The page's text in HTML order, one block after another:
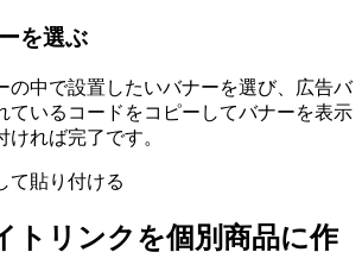
を選ぶ
の中で設置したいバナーを選び、広告バ
ているコードをコピーしてバナーを表示
ければ完了です。
トリンクを個別商品に作